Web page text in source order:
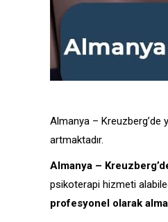
Almanya – Kreuzberg’de
artmaktadır.
Almanya –
psikoterapi hizmeti
profesyonel olarak